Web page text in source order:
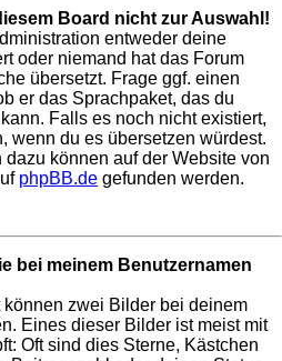
Board nicht zur Auswahl!
entweder deine
oder niemand hat das Forum
übersetzt. Frage ggf. einen
er das Sprachpaket, das du
Falls es noch nicht existiert,
wenn du es übersetzen würdest.
können auf der Website von
phpBB.de gefunden werden.
bei meinem Benutzernamen
können zwei Bilder bei deinem
Eines dieser Bilder ist meist mit
Oft sind dies Sterne, Kästchen